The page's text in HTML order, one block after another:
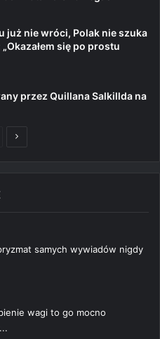
już nie wróci, Polak nie szuka
się po prostu
przez Quillana Salkillda na
Następna
samych wywiadów nigdy
wagi to go mocno